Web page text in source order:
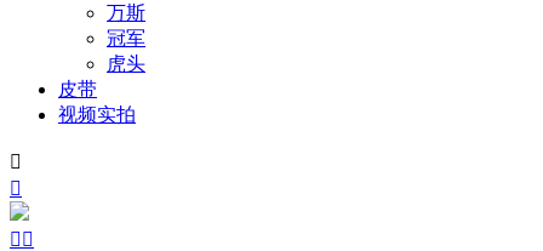
万斯
冠军
虎头
皮带
视频实拍


 